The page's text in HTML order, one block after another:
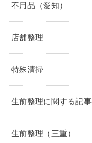
不用品（愛知）
店舗整理
特殊清掃
生前整理に関する記事
生前整理（三重）